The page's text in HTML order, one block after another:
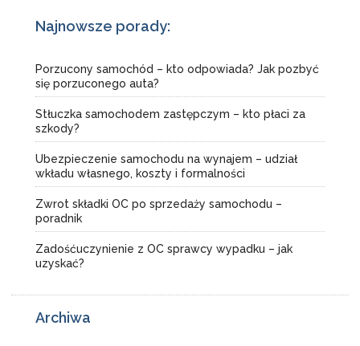
Najnowsze porady:
Porzucony samochód – kto odpowiada? Jak pozbyć
się porzuconego auta?
Stłuczka samochodem zastępczym – kto płaci za
szkody?
Ubezpieczenie samochodu na wynajem – udział
wkładu własnego, koszty i formalności
Zwrot składki OC po sprzedaży samochodu –
poradnik
Zadośćuczynienie z OC sprawcy wypadku – jak
uzyskać?
Archiwa